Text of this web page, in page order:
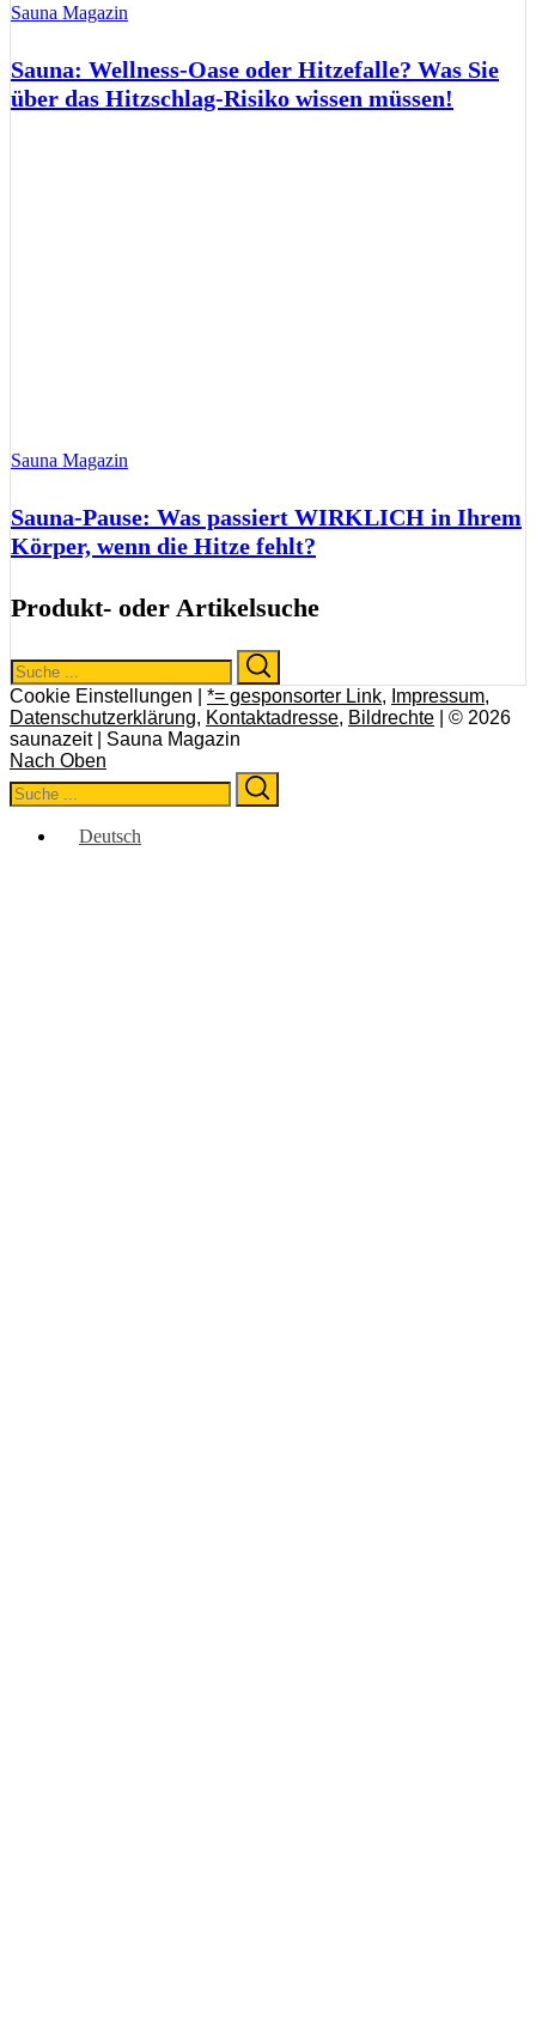
Sauna Magazin
Sauna: Wellness-Oase oder Hitzefalle? Was Sie
über das Hitzschlag-Risiko wissen müssen!
Sauna Magazin
Sauna-Pause: Was passiert WIRKLICH in Ihrem
Körper, wenn die Hitze fehlt?
Produkt- oder Artikelsuche
Search
for:
Cookie Einstellungen | *= gesponsorter Link, Impressum,
Datenschutzerklärung, Kontaktadresse, Bildrechte | © 2026
saunazeit | Sauna Magazin
Nach Oben
Search
for:
Deutsch